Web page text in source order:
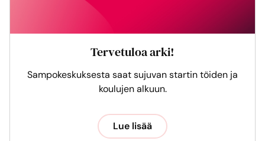
Tervetuloa arki!
Sampokeskuksesta saat sujuvan startin töiden ja
koulujen alkuun.
Lue lisää